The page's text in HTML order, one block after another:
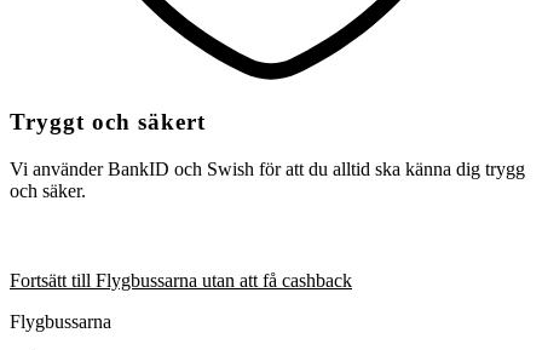
Tryggt och säkert
Vi använder BankID och Swish för att du alltid ska känna dig trygg
och säker.
Fortsätt till Flygbussarna utan att få cashback
Flygbussarna